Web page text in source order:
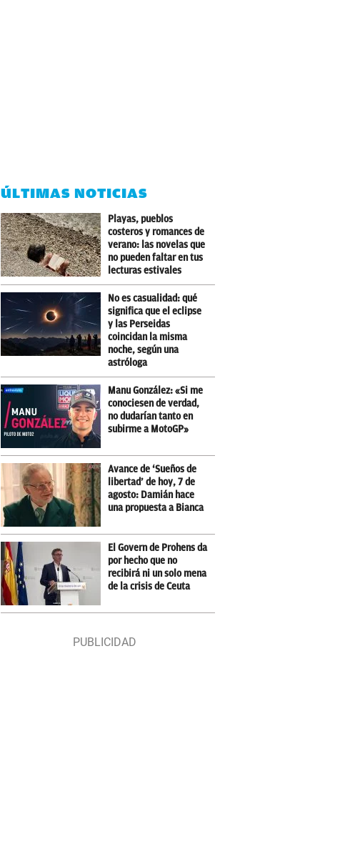
ÚLTIMAS NOTICIAS
Playas, pueblos
costeros y romances de
verano: las novelas que
no pueden faltar en tus
lecturas estivales
No es casualidad: qué
significa que el eclipse
y las Perseidas
coincidan la misma
noche, según una
astróloga
Manu González: «Si me
conociesen de verdad,
no dudarían tanto en
subirme a MotoGP»
Avance de ‘Sueños de
libertad’ de hoy, 7 de
agosto: Damián hace
una propuesta a Bianca
El Govern de Prohens da
por hecho que no
recibirá ni un solo mena
de la crisis de Ceuta